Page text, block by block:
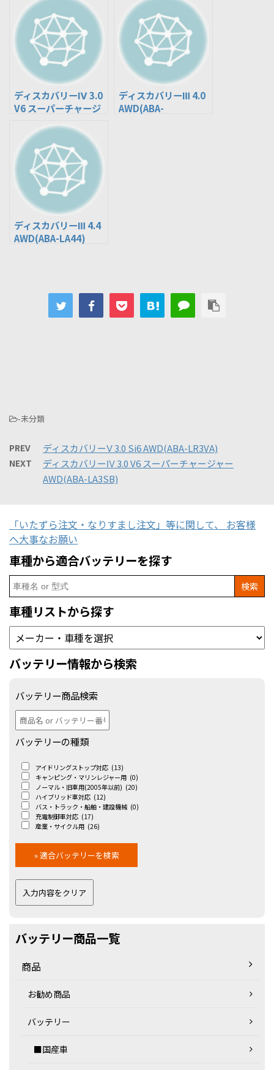
ディスカバリーⅣ 3.0
V6 スーパーチャージ
LA3SB)
ディスカバリーⅢ 4.0
AWD(ABA-
ディスカバリーⅢ 4.4
AWD(ABA-LA44)
-未分類
PREV ディスカバリーⅤ 3.0 Si6 AWD(ABA-LR3VA)
NEXT
ディスカバリーⅣ 3.0 V6 スーパーチャージャー
AWD(ABA-LA3SB)
「いたずら注文・なりすまし注文」等に関して、 お客様
へ大事なお願い
車種から適合バッテリーを探す
Search
for:
車種リストから探す
バッテリー情報から検索
バッテリー商品検索
バッテリーの種類
アイドリングストップ対応 (13)
キャンピング・マリンレジャー用 (0)
ノーマル・旧車用(2005年以前) (20)
ハイブリッド車対応 (12)
バス・トラック・船舶・建設機械 (0)
充電制御車対応 (17)
産業・サイクル用 (26)
バッテリー商品一覧
商品
お勧め商品
バッテリー
■国産車